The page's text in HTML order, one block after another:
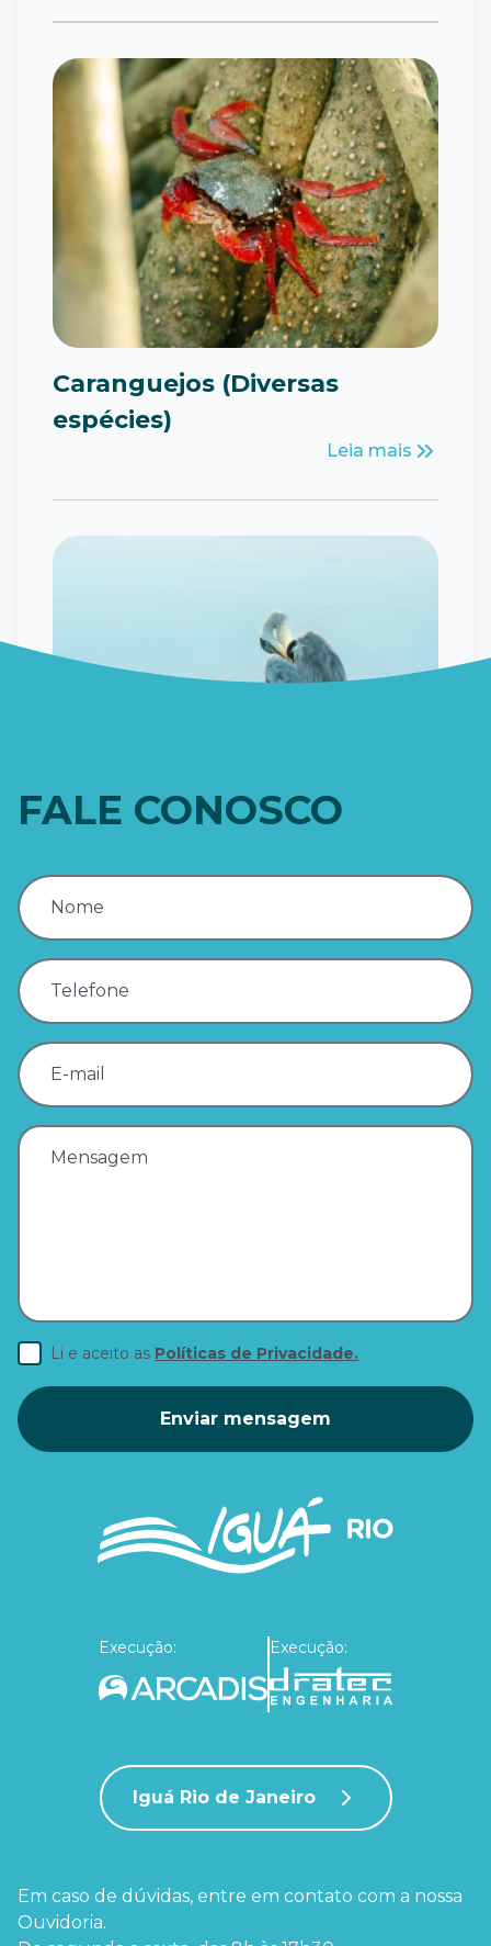
Caranguejos (Diversas
espécies)
Leia mais
FALE CONOSCO
Nome
Telefone
E-mail
Mensagem
Li e aceito as Políticas de Privacidade.
Enviar mensagem
Execução: Execução:
Iguá Rio de Janeiro
Em caso de dúvidas, entre em contato com a nossa
Ouvidoria.